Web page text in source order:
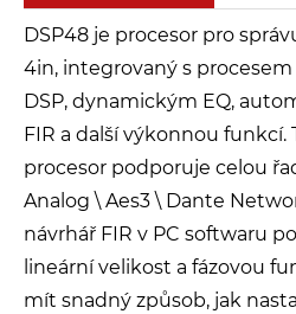
DSP48 je procesor pro
4in, integrovaný s
DSP, dynamickým EQ,
FIR a další výkonnou
procesor podporuje celou
Analog \ Aes3 \ Dante
návrhář FIR v PC softwaru
lineární velikost a fázovou
mít snadný způsob, jak